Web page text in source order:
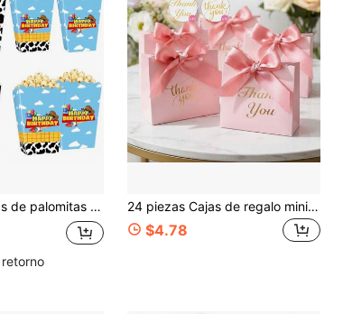
12 PIEZAS Cajas de palomitas de maíz con diseño de dibujos animados, con una caja de aperitivos con patrón de vaca, una caja de palomitas de maíz con globo de vaca con cielo azul y nubes blancas, inspirado en suministros para fiestas de historias, adecuado para decoración de fiesta de cumpleaños 24 piezas Cajas de regalo mini elegantes con moño, cajas de dulces mini, adecuadas para fiestas, cumpleaños, regalos de boda para la novia/invitados, revelación de género, graduación, cajas de regalo, decoración de boda, vuelta al colegio, Día de San Valentín
$4.78